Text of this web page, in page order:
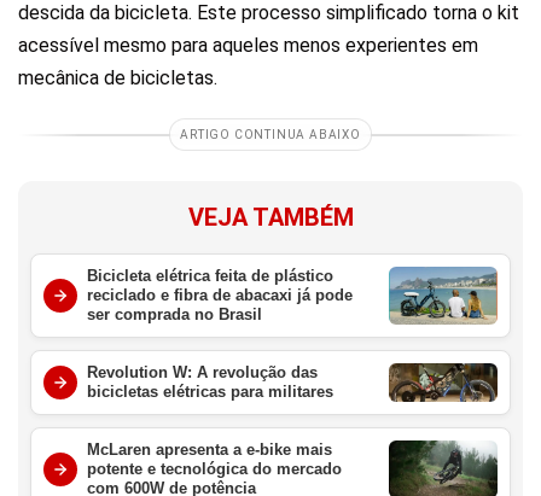
descida da bicicleta. Este processo simplificado torna o kit
acessível mesmo para aqueles menos experientes em
mecânica de bicicletas.
ARTIGO CONTINUA ABAIXO
VEJA TAMBÉM
Bicicleta elétrica feita de plástico
reciclado e fibra de abacaxi já pode
ser comprada no Brasil
Revolution W: A revolução das
bicicletas elétricas para militares
McLaren apresenta a e-bike mais
potente e tecnológica do mercado
com 600W de potência